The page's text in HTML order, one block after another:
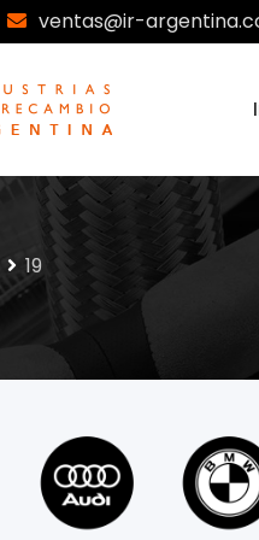
ventas@ir-
19